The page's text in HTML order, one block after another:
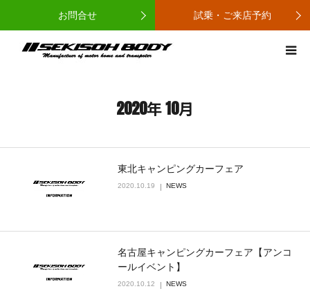
お問合せ 試乗・ご来店予約
2020年 10月
東北キャンピングカーフェア
2020.10.19 NEWS
名古屋キャンピングカーフェア【アンコ
ールイベント】
2020.10.12 NEWS
ホーム